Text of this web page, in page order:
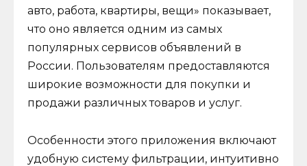
авто, работа, квартиры, вещи» показывает,
что оно является одним из самых
популярных сервисов объявлений в
России. Пользователям предоставляются
широкие возможности для покупки и
продажи различных товаров и услуг.
Особенности этого приложения включают
удобную систему фильтрации, интуитивно